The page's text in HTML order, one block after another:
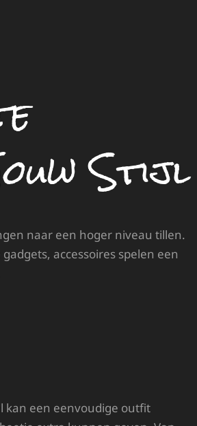
Stijl
naar een hoger niveau tillen.
accessoires spelen een
kan een eenvoudige outfit